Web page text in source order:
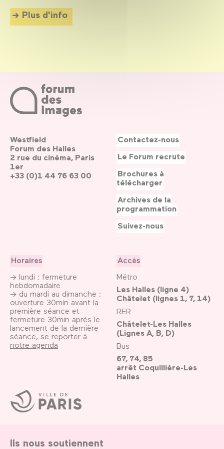
Plus d'info
Ville
de
Paris
Westfield
Forum des Halles
2 rue du cinéma, Paris
1er
+33 (0)1 44 76 63 00
Horaires
→ lundi : fermeture
hebdomadaire
→ du mardi au dimanche :
ouverture 30min avant la
première séance et
fermeture 30min après le
lancement de la dernière
séance, se reporter à
notre agenda
Accès
Métro
Les Halles (ligne 4)
Châtelet (lignes 1, 7, 14)
RER
Châtelet-Les Halles
(Lignes A, B, D)
Bus
67, 74, 85
arrêt Coquillière-Les
Halles
Contactez-nous
Le Forum recrute
Brochures à
télécharger
Archives de la
programmation
Suivez-nous
Ils nous soutiennent